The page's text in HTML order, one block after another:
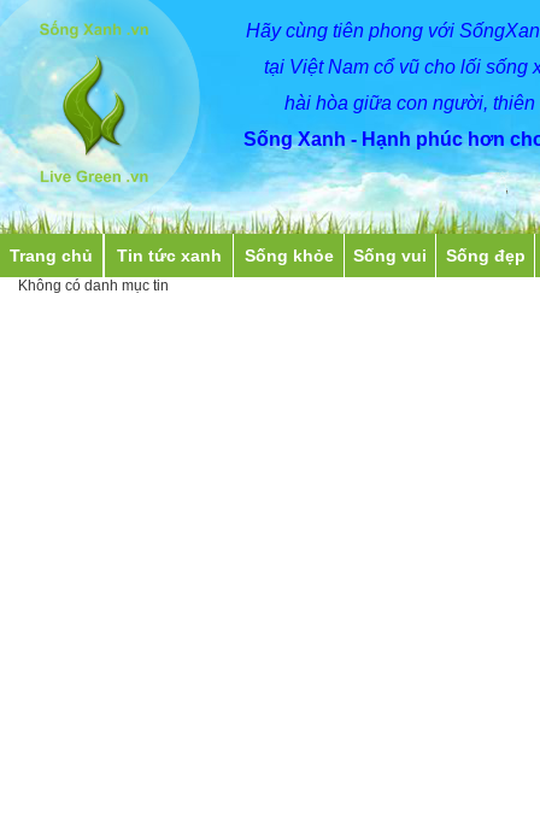
Hãycùng tiên phong với
tại Việt Nam cổ vũ cho lối sống
hài hòa giữa con người, thiên
Sống Xanh - Hạnh phúc hơn
Trang chủ Tin tức xanh Sống khỏe Sống vui Sống đẹp
Không có danh mục tin